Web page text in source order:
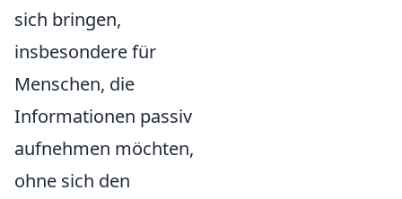
sich bringen,
insbesondere für
Menschen, die
Informationen passiv
aufnehmen möchten,
ohne sich den